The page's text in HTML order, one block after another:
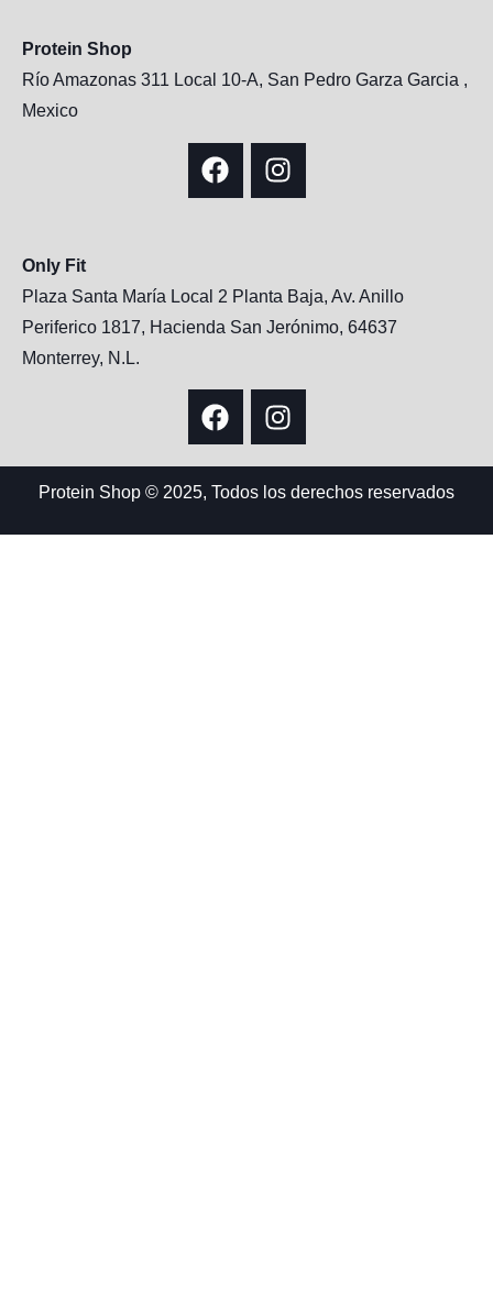
Protein Shop
Río Amazonas 311 Local 10-A, San Pedro Garza Garcia ,
Mexico
Only Fit
Plaza Santa María Local 2 Planta Baja, Av. Anillo
Periferico 1817, Hacienda San Jerónimo, 64637
Monterrey, N.L.
Protein Shop © 2025, Todos los derechos reservados